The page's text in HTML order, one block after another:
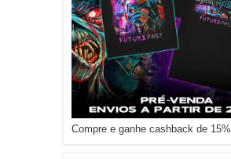
Compre e ganhe cashback de 15%